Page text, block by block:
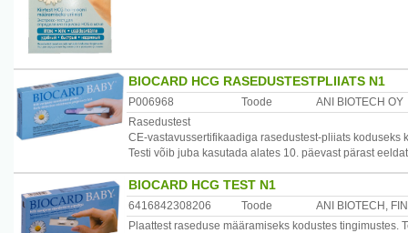
BIOCARD HCG RASEDUSTESTPLIIATS N1
P006968 Toode
ANI BIOTECH OY
Rasedustest
CE-vastavussertifikaadiga rasedustest-pliiats
Testi võib juba kasutada alates 10. päevast pärast
BIOCARD HCG TEST N1
6416842308206 Toode
ANI BIOTECH, FIN
Plaattest raseduse määramiseks kodustes